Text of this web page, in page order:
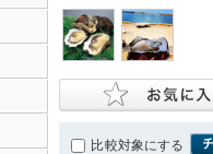
比較対象にする